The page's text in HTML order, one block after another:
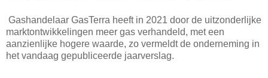
Gashandelaar GasTerra heeft in 2021 door de uitzonderlijke
marktontwikkelingen meer gas verhandeld, met een
aanzienlijke hogere waarde, zo vermeldt de onderneming in
het vandaag gepubliceerde jaarverslag.